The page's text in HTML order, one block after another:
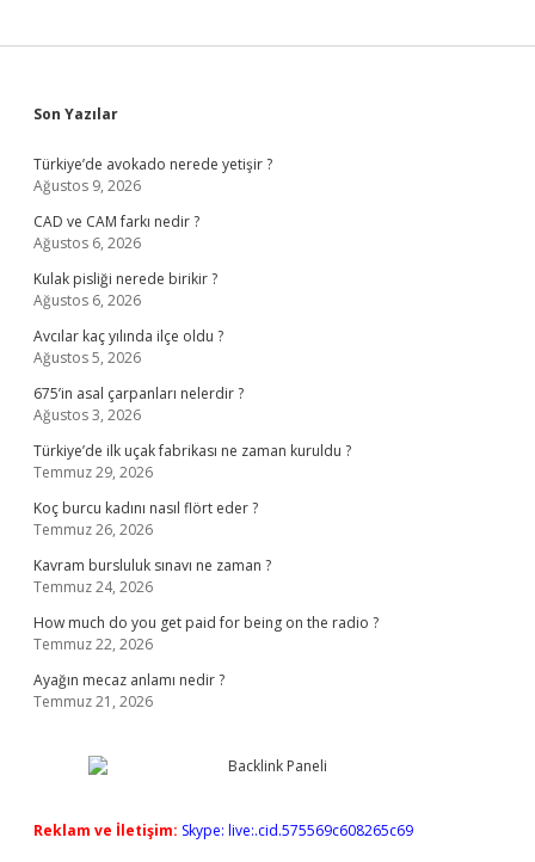
Sidebar
Son Yazılar
Türkiye’de avokado nerede yetişir ?
Ağustos 9, 2026
CAD ve CAM farkı nedir ?
Ağustos 6, 2026
Kulak pisliği nerede birikir ?
Ağustos 6, 2026
Avcılar kaç yılında ilçe oldu ?
Ağustos 5, 2026
675’in asal çarpanları nelerdir ?
Ağustos 3, 2026
Türkiye’de ilk uçak fabrikası ne zaman kuruldu ?
Temmuz 29, 2026
Koç burcu kadını nasıl flört eder ?
Temmuz 26, 2026
Kavram bursluluk sınavı ne zaman ?
Temmuz 24, 2026
How much do you get paid for being on the radio ?
Temmuz 22, 2026
Ayağın mecaz anlamı nedir ?
Temmuz 21, 2026
Reklam ve İletişim: Skype: live:.cid.575569c608265c69